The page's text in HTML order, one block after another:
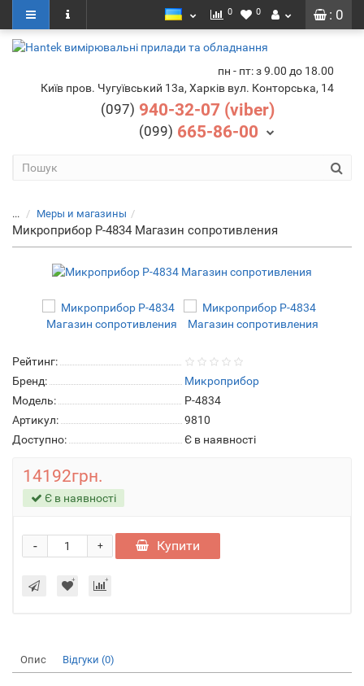
: 0
0 0
пн - пт: з 9.00 до 18.00
Київ пров. Чугуївський 13а, Харків вул. Конторська, 14
(097) 940-32-07 (viber)
(099) 665-86-00
... Меры и магазины
Микроприбор Р-4834 Магазин сопротивления
Рейтинг:
Бренд:
Микроприбор
Модель:
Р-4834
Артикул:
9810
Доступно:
Є в наявності
14192грн.
Є в наявності
+
- Купити
Опис Відгуки (0)